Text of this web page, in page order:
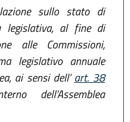
sullo stato di
legislativa, al fine di
alle Commissioni,
legislativo annuale
ai sensi dell’art. 38
dell’Assemblea